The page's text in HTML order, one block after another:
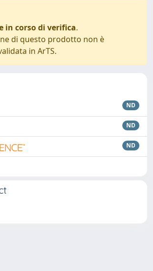
in corso di verifica.
di questo prodotto non è
in ArTS.
ND
ND
ND